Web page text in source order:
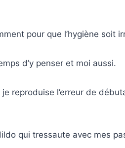
pour que l’hygiène soit
d’y penser et moi aussi.
reproduise l’erreur de
qui tressaute avec mes